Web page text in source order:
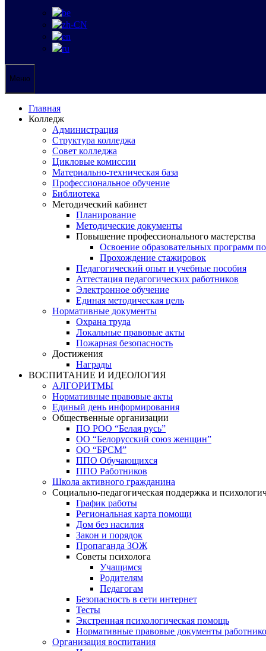
Меню
Главная
Колледж
Администрация
Структура колледжа
Совет колледжа
Цикловые комиссии
Материально-техническая база
Профессиональное обучение
Библиотека
Методический кабинет
Планирование
Методические документы
Повышение профессионального мастерства
Освоение образовательных программ
Прохождение стажировок
Педагогический опыт и учебные пособия
Аттестация педагогических работников
Электронное обучение
Единая методическая цель
Нормативные документы
Охрана труда
Локальные правовые акты
Пожарная безопасность
Достижения
Награды
ВОСПИТАНИЕ И ИДЕОЛОГИЯ
АЛГОРИТМЫ
Нормативные правовые акты
Единый день информирования
Общественные организации
ПО РОО “Белая русь”
ОО “Белорусский союз женщин”
ОО “БРСМ”
ППО Обучающихся
ППО Работников
Школа активного гражданина
Социально-педагогическая поддержка и
График работы
Региональная карта помощи
Дом без насилия
Закон и порядок
Пропаганда ЗОЖ
Советы психолога
Учащимся
Родителям
Педагогам
Безопасность в сети интернет
Тесты
Экстренная психологическая помощь
Нормативные правовые документы
Организация воспитания